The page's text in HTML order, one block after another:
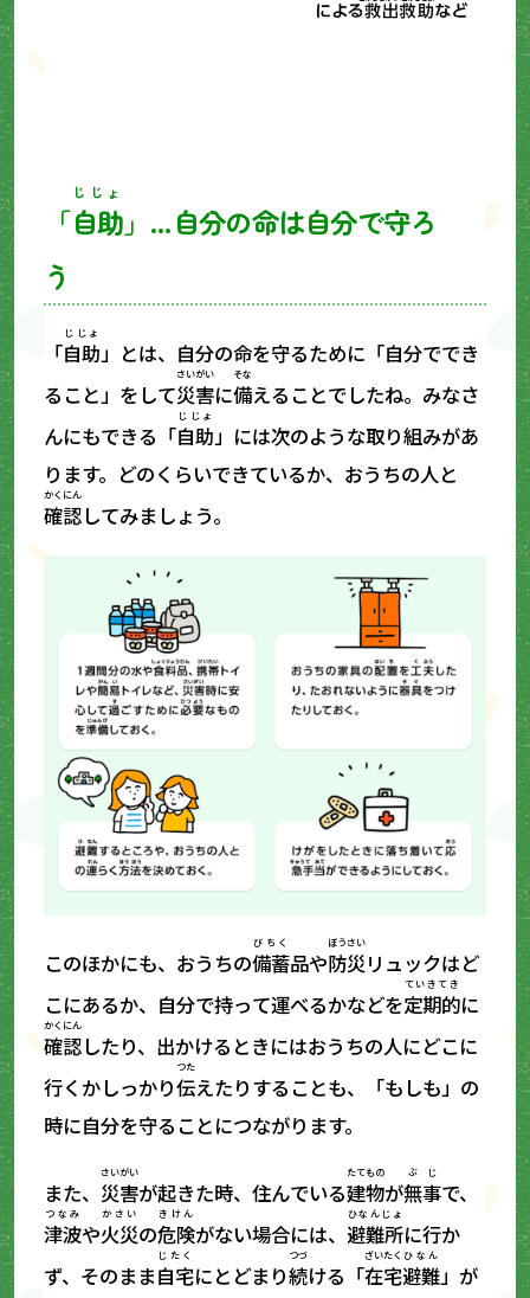
「自助
じじょ
」…自分の命は自分で守ろ
う
「自助
じじょ
」とは、自分の命を守るために「自分ででき
ること」をして災害
さいがい
に備
そな
えることでしたね。みなさ
んにもできる「自助
じじょ
」には次のような取り組みがあ
ります。どのくらいできているか、おうちの人と
確認
かくにん
してみましょう。
このほかにも、おうちの備蓄
びちく
品や防災
ぼうさい
リュックはど
こにあるか、自分で持って運べるかなどを定期的
ていきてき
に
確認
かくにん
したり、出かけるときにはおうちの人にどこに
行くかしっかり伝
つた
えたりすることも、「もしも」の
時に自分を守ることにつながります。
また、 災害
さいがい
が起きた時、住んでいる建物
たてもの
が無事
ぶじ
で、
津波
つなみ
や火災
かさい
の危険
きけん
がない場合には、 避難所
ひなんじょ
に行か
ず、そのまま自宅
じたく
にとどまり続
つづ
ける「在宅
ざいたく
避難
ひなん
」が